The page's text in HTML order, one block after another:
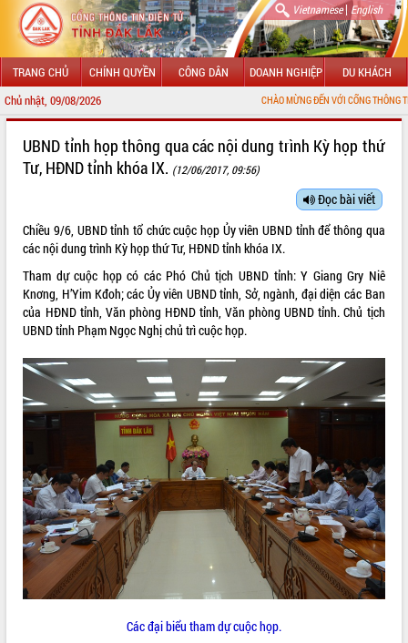
Vietnamese| English
TRANG CHỦ CHÍNH QUYỀN CÔNG DÂN DOANH NGHIỆP DU KHÁCH
Chủ nhật, 09/08/2026 CHÀO MỪNG ĐẾN VỚI CỔNG THÔNG TIN ĐIỆN TỬ TỈNH
LÃNH ĐẠO UBND TỈNH
SỞ, BAN, NGÀNH
UBND CÁC XÃ, PHƯỜNG
THÔNG TIN CHỈ ĐẠO ĐIỀU HÀNH
HỆ THỐNG VĂN BẢN
VĂN BẢN HĐND TỈNH
ĐIỂM TIN VĂN BẢN
QUY HOẠCH - KẾ HOẠCH
UBND tỉnh họp thông qua các nội dung trình Kỳ họp thứ
Tư, HĐND tỉnh khóa IX. (12/06/2017, 09:56)
Đọc bài viết
Chiều 9/6, UBND tỉnh tổ chức cuộc họp Ủy viên UBND tỉnh để thông qua
các nội dung trình Kỳ họp thứ Tư, HĐND tỉnh khóa IX.
Tham dự cuộc họp có các Phó Chủ tịch UBND tỉnh: Y Giang Gry Niê
Knơng, H’Yim Kđoh; các Ủy viên UBND tỉnh, Sở, ngành, đại diện các Ban
của HĐND tỉnh, Văn phòng HĐND tỉnh, Văn phòng UBND tỉnh. Chủ tịch
UBND tỉnh Phạm Ngọc Nghị chủ trì cuộc họp.
Các đại biểu tham dự cuộc họp.